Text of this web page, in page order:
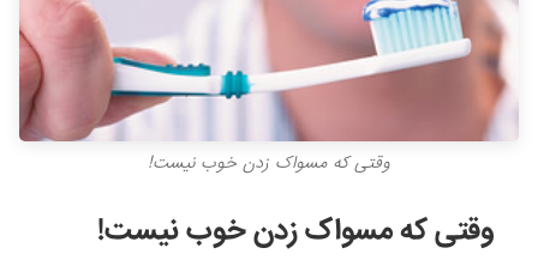
وقتی که مسواک زدن خوب نیست!
وقتی که مسواک زدن خوب نیست!